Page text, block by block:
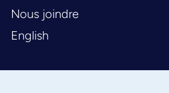
Nous joindre
English